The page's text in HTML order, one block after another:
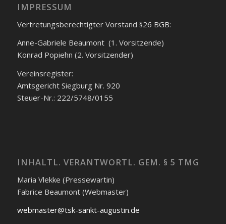
IMPRESSUM
Vertretungsberechtigter Vorstand §26 BGB:
Anne-Gabriele Beaumont (1. Vorsitzende)
Konrad Popiehn (2. Vorsitzender)
Vereinsregister:
Amtsgericht Siegburg Nr. 920
Steuer-Nr.: 222/5748/0155
INHALTL. VERANTWORTL. GEM. § 5 TMG
Maria Vlekke (Pressewartin)
Fabrice Beaumont (Webmaster)
webmaster@tsk-sankt-augustin.de